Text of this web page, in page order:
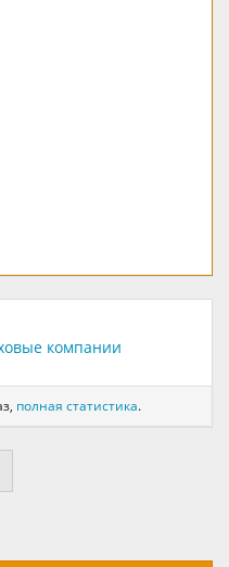
компании
полная статистика.